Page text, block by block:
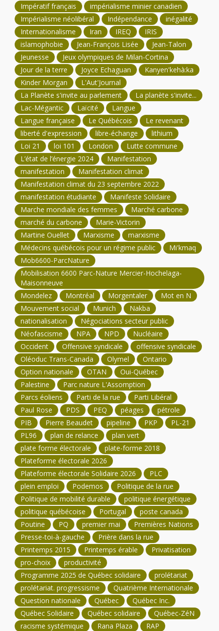
Impératif français
impérialisme minier canadien
Impérialisme néolibéral
Indépendance
inégalité
Internationalisme
Iran IREQ
IRIS
islamophobie
Jean-François Lisée
Jean-Talon
Jeunesse
Jeux olympiques de Milan-Cortina
Jour de la terre
Joyce Echaguan
Kanyen'kehà:ka
Kinder Morgan
L'Aut'Journal
La Planète s'invite au parlement
La planète s'invite...
Lac-Mégantic
Laïcité
Langue
Langue française
Le Québécois
Le revenant
liberté d'expression
libre-échange
lithium
Loi 21
loi 101 London
Lutte commune
L’état de l’énergie 2024
Manifestation
manifestation
Manifestation climat
Manifestation climat du 23 septembre 2022
manifestation étudiante
Manifeste Solidaire
Marche mondiale des femmes
Marché carbone
marché du carbone
Marie-Victorin
Martine Ouellet
Marxisme
marxisme
Médecins québécois pour un régime public
Mi'kmaq
Mob6600-ParcNature
Mobilisation 6600 Parc-Nature Mercier-Hochelaga-
Maisonneuve
Mondelez
Montréal Morgentaler
Mot en N
Mouvement social
Munich
Nakba
nationalisation
Négociations secteur public
Néofascisme
NPA NPD
Nucléaire
Occident
Offensive syndicale
offensive syndicale
Oléoduc Trans-Canada
Olymel
Ontario
Option nationale
OTAN
Oui-Québec
Palestine
Parc nature L'Assomption
Parcs éoliens
Parti de la rue
Parti Libéral
Paul Rose
PDS PEQ péages
pétrole
PIB
Pierre Beaudet pipeline PKP
PL-21
PL96
plan de relance
plan vert
plate forme électorale
plate-forme 2018
Plateforme électorale 2026
Plateforme électorale Solidaire 2026
PLC
plein emploi
Podemos
Politique de la rue
Politique de mobilité durable
politique énergétique
politique québécoise
Portugal
poste canada
Poutine
PQ premier mai
Premières Nations
Presse-toi-à-gauche
Prière dans la rue
Printemps 2015
Printemps érable
Privatisation
pro-choix
productivité
Programme 2025 de Québec solidaire
prolétariat
prolétariat. progressisme
Quatrième Internationale
Question nationale
Québec
Québec Inc.
Québec Solidaire
Québec solidaire
Québec-ZéN
racisme systémique
Rana Plaza
RAP